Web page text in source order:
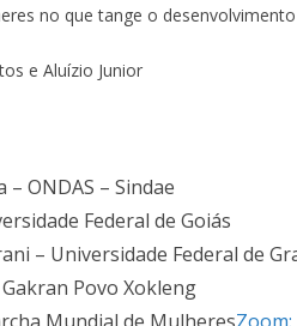
no que tange o
e Aluízio Junior
ONDAS – Sindae
Federal de Goiás
– Universidade Federal de
Povo Xokleng
Mundial de Mulheres